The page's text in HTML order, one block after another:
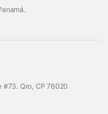
#73. Qro, CP 76020